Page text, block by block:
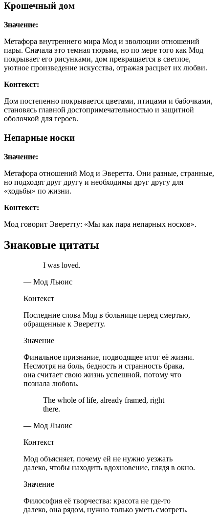
Крошечный дом
Значение:
Метафора внутреннего мира Мод и эволюции отношений
пары. Сначала это темная тюрьма, но по мере того как Мод
покрывает его рисунками, дом превращается в светлое,
уютное произведение искусства, отражая расцвет их любви.
Контекст:
Дом постепенно покрывается цветами, птицами и бабочками,
становясь главной достопримечательностью и защитной
оболочкой для героев.
Непарные носки
Значение:
Метафора отношений Мод и Эверетта. Они разные, странные,
но подходят друг другу и необходимы друг другу для
«ходьбы» по жизни.
Контекст:
Мод говорит Эверетту: «Мы как пара непарных носков».
Знаковые цитаты
I was loved.
— Мод Льюис
Контекст
Последние слова Мод в больнице перед смертью,
обращенные к Эверетту.
Значение
Финальное признание, подводящее итог её жизни.
Несмотря на боль, бедность и странность брака,
она считает свою жизнь успешной, потому что
познала любовь.
The whole of life, already framed, right
there.
— Мод Льюис
Контекст
Мод объясняет, почему ей не нужно уезжать
далеко, чтобы находить вдохновение, глядя в окно.
Значение
Философия её творчества: красота не где-то
далеко, она рядом, нужно только уметь смотреть.